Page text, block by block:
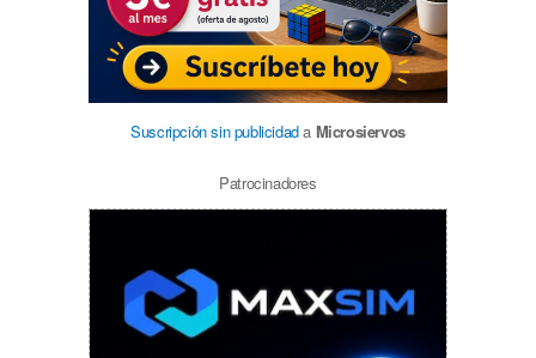
Suscripción sin publicidada Microsiervos
Patrocinadores